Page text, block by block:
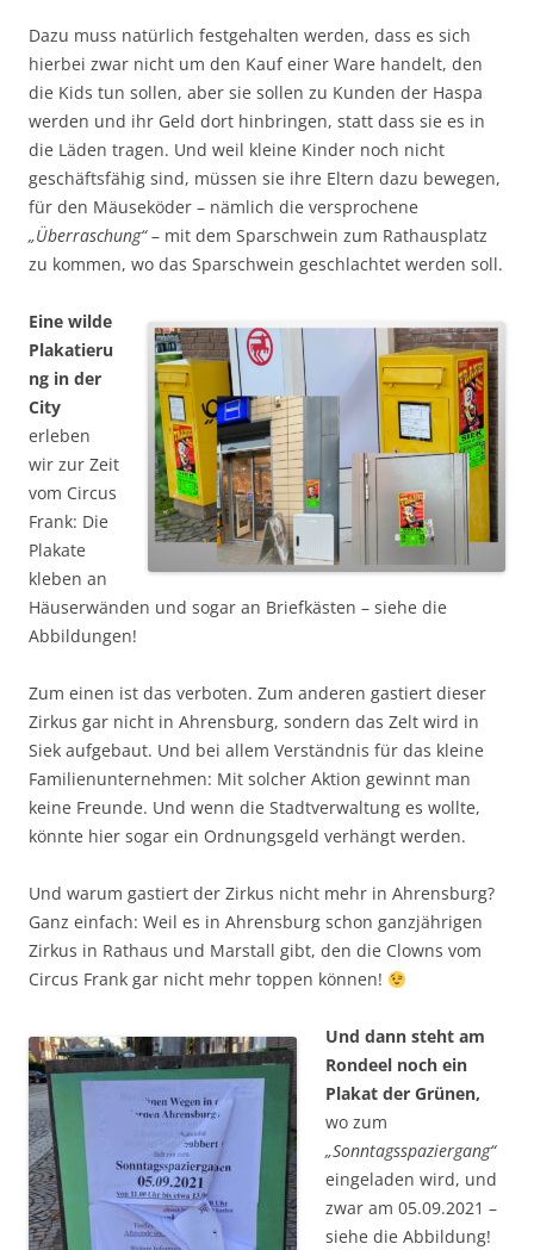
Dazu muss natürlich festgehalten werden, dass es sich
hierbei zwar nicht um den Kauf einer Ware handelt, den
die Kids tun sollen, aber sie sollen zu Kunden der Haspa
werden und ihr Geld dort hinbringen, statt dass sie es in
die Läden tragen. Und weil kleine Kinder noch nicht
geschäftsfähig sind, müssen sie ihre Eltern dazu bewegen,
für den Mäuseköder – nämlich die versprochene
„Überraschung“– mit dem Sparschwein zum Rathausplatz
zu kommen, wo das Sparschwein geschlachtet werden soll.
Eine wilde
Plakatieru
ng in der
City
erleben
wir zur Zeit
vom Circus
Frank: Die
Plakate
kleben an
Häuserwänden und sogar an Briefkästen – siehe die
Abbildungen!
Zum einen ist das verboten. Zum anderen gastiert dieser
Zirkus gar nicht in Ahrensburg, sondern das Zelt wird in
Siek aufgebaut. Und bei allem Verständnis für das kleine
Familienunternehmen: Mit solcher Aktion gewinnt man
keine Freunde. Und wenn die Stadtverwaltung es wollte,
könnte hier sogar ein Ordnungsgeld verhängt werden.
Und warum gastiert der Zirkus nicht mehr in Ahrensburg?
Ganz einfach: Weil es in Ahrensburg schon ganzjährigen
Zirkus in Rathaus und Marstall gibt, den die Clowns vom
Circus Frank gar nicht mehr toppen können!
Und dann steht am
Rondeel noch ein
Plakat der Grünen,
wo zum
„Sonntagsspaziergang“
eingeladen wird, und
zwar am 05.09.2021 –
siehe die Abbildung!